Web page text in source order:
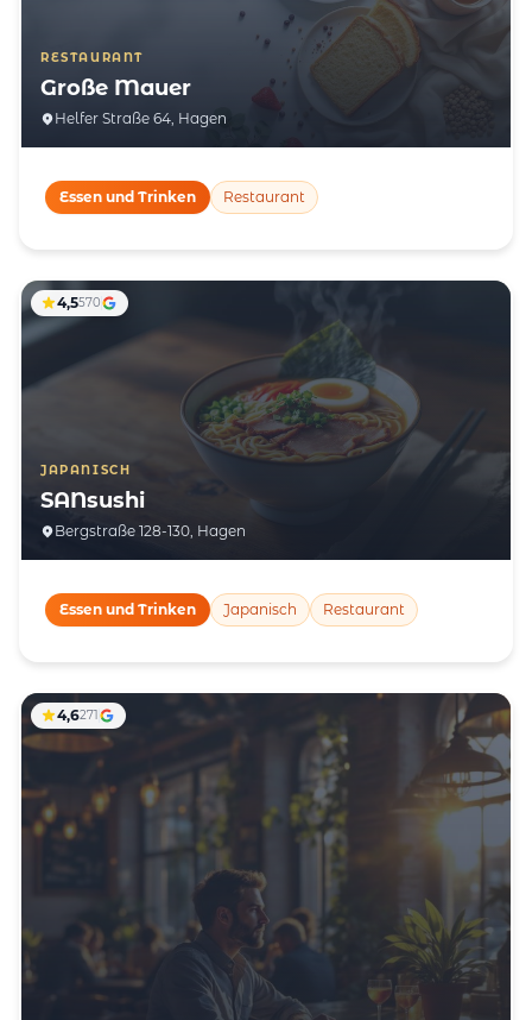
RESTAURANT
Große Mauer
Helfer Straße 64, Hagen
Essen und Trinken Restaurant
JAPANISCH
SANsushi
Bergstraße 128-130, Hagen
4,5570
Essen und Trinken Japanisch Restaurant
4,6271